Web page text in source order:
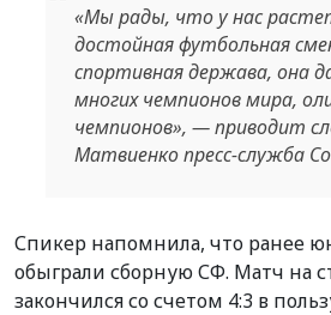
«Мы рады, что у нас
достойная футбольная
спортивная держава, она
многих чемпионов мира,
чемпионов», — приводит
Матвиенко пресс-служба
Спикер напомнила, что ранее
обыграли сборную СФ. Матч на
закончился со счетом 4:3 в